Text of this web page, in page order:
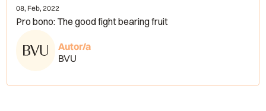
08, Feb, 2022
Pro bono: The good fight bearing fruit
Autor/a
BVU